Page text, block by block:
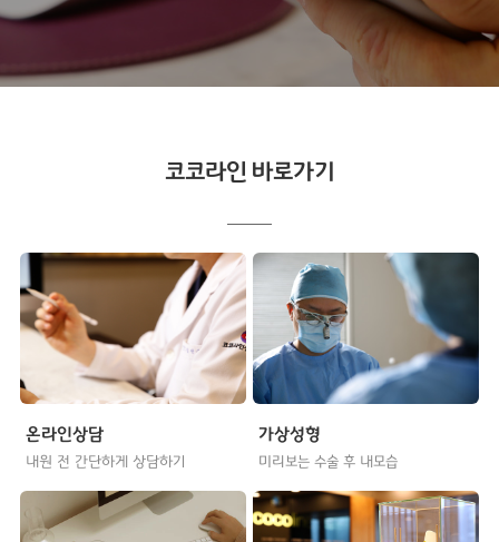
코코라인 바로가기
온라인상담
내원 전 간단하게 상담하기
가상성형
미리보는 수술 후 내모습